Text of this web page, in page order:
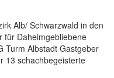
Alb/ Schwarzwald in den
für Daheimgebliebene
Turm Albstadt Gastgeber
13 schachbegeisterte